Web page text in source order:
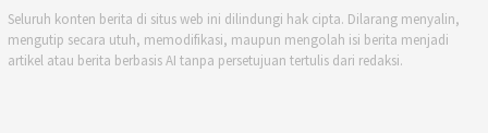
Seluruh konten berita di situs web ini dilindungi hak cipta. Dilarang menyalin,
mengutip secara utuh, memodifikasi, maupun mengolah isi berita menjadi
artikel atau berita berbasis AI tanpa persetujuan tertulis dari redaksi.